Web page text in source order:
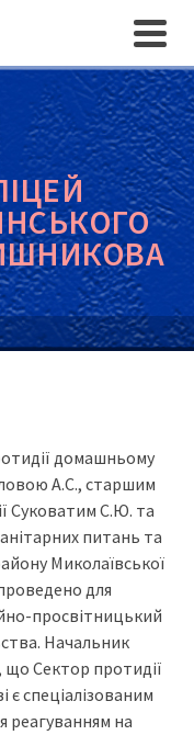
домашньому
А.С., старшим
Суковатим С.Ю. та
питань та
Миколаївської
для
просвітницький
Начальник
що Сектор протидії
спеціалізованим
реагуванням на